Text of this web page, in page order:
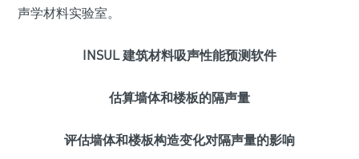
声学材料实验室。
INSUL 建筑材料吸声性能预测软件
估算墙体和楼板的隔声量
评估墙体和楼板构造变化对隔声量的影响